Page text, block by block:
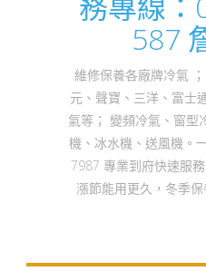
587
維修保養各廠牌冷氣
元、聲寶、三洋、富士
氣等； 變頻冷氣、窗型
機、冰水機、送風機。
7987 專業到府快速服
漲節能用更久，冬季